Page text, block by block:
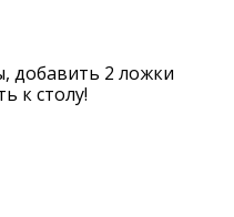
добавить 2 ложки
к столу!